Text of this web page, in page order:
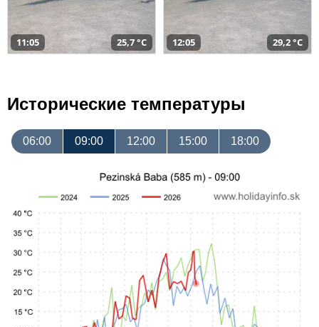
11:05 25,7 °C 12:05 29,2 °C
Исторические температуры
06:00 09:00 12:00 15:00 18:00